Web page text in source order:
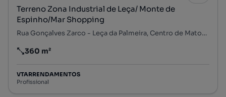
Terreno Zona Industrial de Leça/ Monte de
Espinho/Mar Shopping
Rua Gonçalves Zarco - Leça da Palmeira, Centro de Matosinhos, Matosinhos e Leça da Palmeira, Matosinhos, Porto
Preço por metro quadrado
360 m²
VTARRENDAMENTOS
Profissional